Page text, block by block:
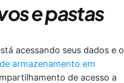
e pastas
acessando seus dados e o
de armazenamento em
de acesso a